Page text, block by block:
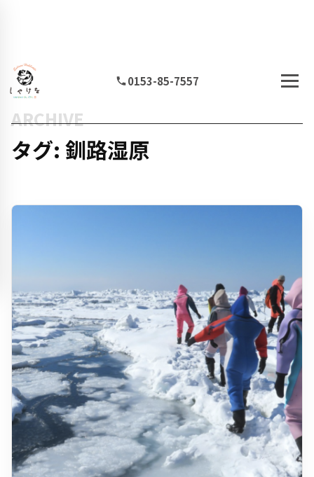
0153-85-7557
ARCHIVE
タグ: 釧路湿原